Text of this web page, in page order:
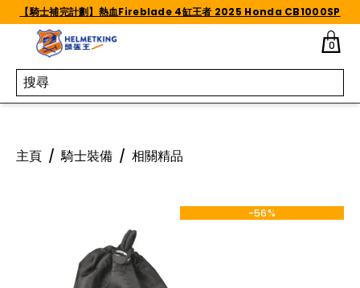
Skip to content
【騎士補完計劃】熱血Fireblade 4缸王者 2025 Honda CB1000SP
0
主頁 / 騎士裝備 / 相關精品
-56%